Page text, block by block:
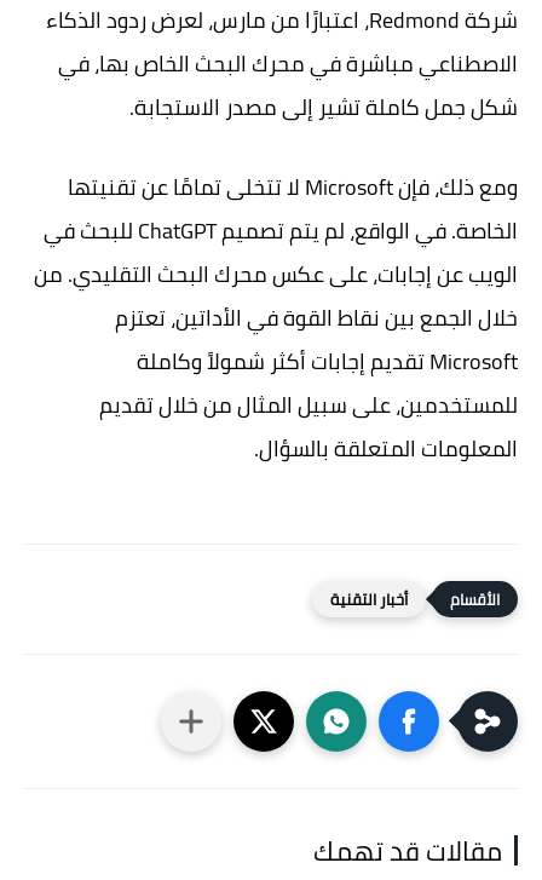
شركة Redmond، اعتبارًا من مارس، لعرض ردود الذكاء
الاصطناعي مباشرة في محرك البحث الخاص بها، في
شكل جمل كاملة تشير إلى مصدر الاستجابة.
ومع ذلك، فإن Microsoft لا تتخلى تمامًا عن تقنيتها
الخاصة. في الواقع، لم يتم تصميم ChatGPT للبحث في
الويب عن إجابات، على عكس محرك البحث التقليدي. من
خلال الجمع بين نقاط القوة في الأداتين، تعتزم
Microsoft تقديم إجابات أكثر شمولاً وكاملة
للمستخدمين، على سبيل المثال من خلال تقديم
المعلومات المتعلقة بالسؤال.
أخبار التقنية
مقالات قد تهمك